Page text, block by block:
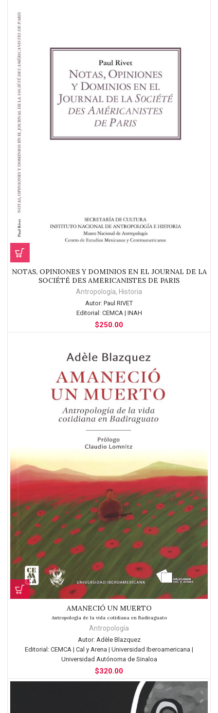
NOTAS, OPINIONES Y DOMINIOS EN EL JOURNAL DE LA
SOCIÉTÉ DES AMERICANISTES DE PARIS
Antropología, Historia
Autor: Paul RIVET
Editorial:CEMCA | INAH
$250.00
AMANECIÓ UN MUERTO
Antropología de la vida cotidiana en Badiraguato
Antropología
Autor:Adèle Blazquez
Editorial: CEMCA | Cal y Arena | Universidad Iberoamericana |
Universidad Autónoma de Sinaloa
$320.00